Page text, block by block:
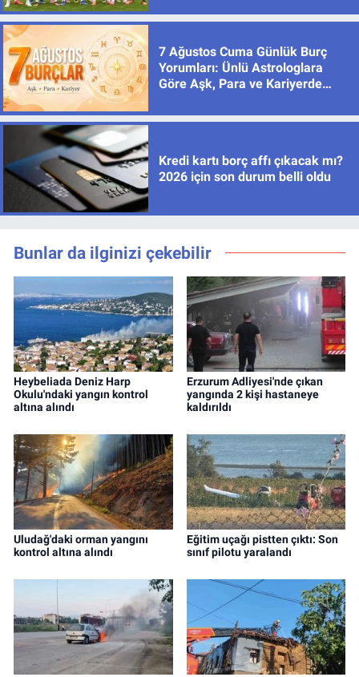
7 Ağustos Cuma Günlük Burç
Yorumları: Ünlü Astrologlara
Göre Aşk, Para ve Kariyerde
Kredi kartı borç affı çıkacak mı?
2026 için son durum belli oldu
Bunlar da ilginizi çekebilir
Heybeliada Deniz Harp
Okulu'ndaki yangın kontrol
altına alındı
Erzurum Adliyesi'nde çıkan
yangında 2 kişi hastaneye
kaldırıldı
Uludağ'daki orman yangını
kontrol altına alındı
Eğitim uçağı pistten çıktı: Son
sınıf pilotu yaralandı